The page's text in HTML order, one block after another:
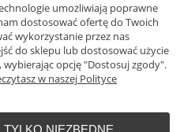
umożliwiają poprawne
dostosować ofertę do Twoich
wykorzystanie przez nas
do sklepu lub dostosować użycie
opcję "Dostosuj zgody".
w naszej Polityce
NIEZBĘDNE